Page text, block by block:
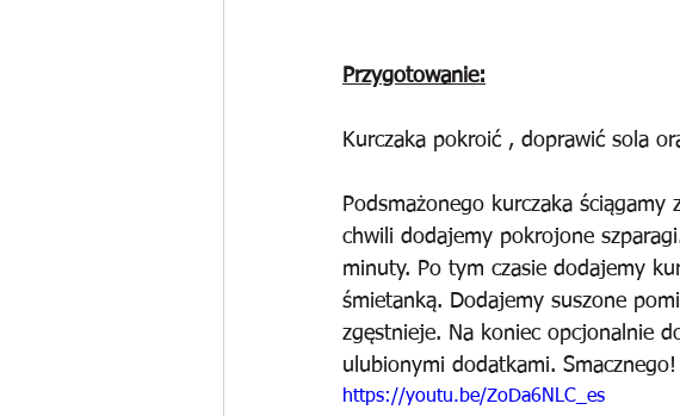
Przygotowanie:
Kurczaka pokroić , doprawić sola
Podsmażonego kurczaka
chwili dodajemy pokrojone
minuty. Po tym czasie dodajemy
śmietanką. Dodajemy suszone
zgęstnieje. Na koniec opcjonalnie
ulubionymi dodatkami. Smacznego!
https://youtu.be/ZoDa6NLC_es